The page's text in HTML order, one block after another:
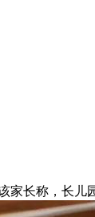
长称，长儿